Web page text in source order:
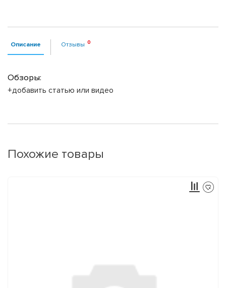
Описание Отзывы
Обзоры:
+добавить статью или видео
Похожие товары